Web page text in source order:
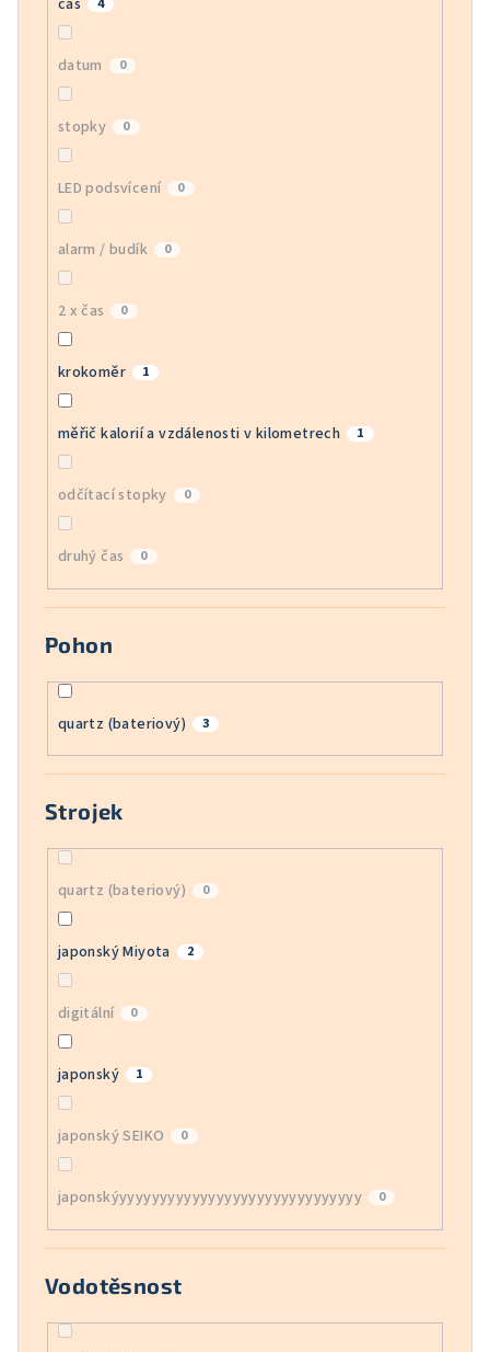
čas 4
datum 0
stopky 0
LED podsvícení 0
alarm / budík 0
2 x čas 0
krokoměr 1
měřič kalorií a vzdálenosti v kilometrech 1
odčítací stopky 0
druhý čas 0
Pohon
quartz (bateriový) 3
Strojek
quartz (bateriový) 0
japonský Miyota 2
digitální 0
japonský 1
japonský SEIKO 0
japonskýyyyyyyyyyyyyyyyyyyyyyyyyyyyyyy 0
Vodotěsnost